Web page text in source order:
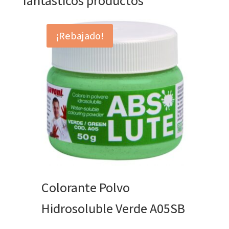
¡Rebajado!
Colorante Polvo
Hidrosoluble Verde A05SB